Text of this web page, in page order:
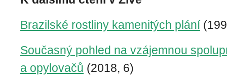
Brazilské rostliny kamenitých plání
Současný pohled na vzájemnou
a opylovačů (2018, 6)